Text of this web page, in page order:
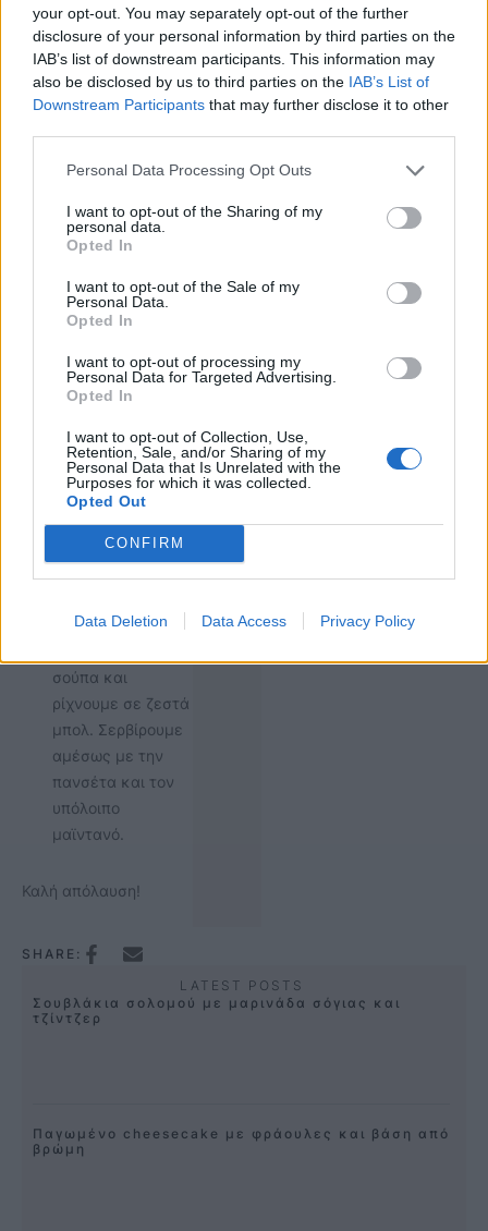
your opt-out. You may separately opt-out of the further
disclosure of your personal information by third parties on the
IAB’s list of downstream participants. This information may
also be disclosed by us to third parties on the IAB’s List of
Downstream Participants that may further disclose it to other
Personal Data Processing Opt Outs
I want to opt-out of the Sharing of my
personal data.
Opted In
I want to opt-out of the Sale of my
Personal Data.
Opted In
I want to opt-out of processing my
Personal Data for Targeted Advertising.
Opted In
I want to opt-out of Collection, Use,
Retention, Sale, and/or Sharing of my
Personal Data that Is Unrelated with the
Purposes for which it was collected.
Opted Out
CONFIRM
Data Deletion Data Access Privacy Policy
SHARE:
LATEST POSTS
Σουβλάκια σολομού με μαρινάδα σόγιας και
τζίντζερ
Παγωμένο cheesecake με φράουλες και βάση από
βρώμη
Αφαιρέστε το
φύλλο δάφνης και
χρησιμοποιήστε
ένα μπλέντερ ή
επεξεργαστή
τροφίμων για να
ανακατέψετε
διατηρώντας μια
αρκετά χοντρή
Αφήνουμε τη
σούπα να
σιγοβράσει ξανά,
προσθέτουμε το
λάχανο και
μαγειρεύουμε για
3-4 λεπτά μέχρι
να μαραθεί.
Ζεσταίνουμε ξανά
την πανσέτα σε
ένα μικρό τηγάνι
Ανακατεύουμε τον
σούπα και
ρίχνουμε σε ζεστά
μπολ. Σερβίρουμε
αμέσως με την
πανσέτα και τον
υπόλοιπο
μαϊντανό.
Καλή απόλαυση!